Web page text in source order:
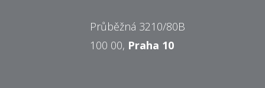
Průběžná 3210/80B
100 00, Praha 10